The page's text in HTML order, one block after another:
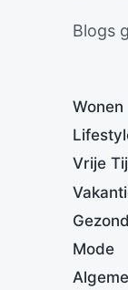
Blogs
Wonen
Vrije
Mode